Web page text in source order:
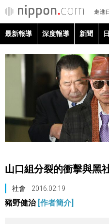
深度報導
日本資料庫
日本指南
最新報導 深度報導 新聞
山口組分裂的衝擊與黑
社會 2016.02.19
豬野健治 [作者簡介]